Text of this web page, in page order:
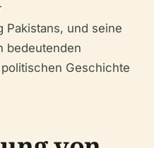
Pakistans, und seine
bedeutenden
Geschichte